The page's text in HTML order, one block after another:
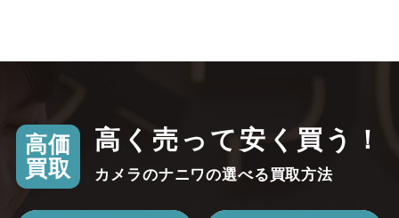
高価
買取
高く売って安く買う！
カメラのナニワの選べる買取方法